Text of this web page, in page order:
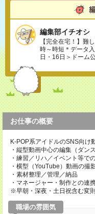
編集部イチオシ
【完全在宅！】難
時～時短＊データ
日・16日＞ドーム
お仕事の概要
K-POP系アイドルのSNS向け
・縦型動画中心の編集（ダン
・練習／リハ／イベント等で
・横型（YouTube）動画の撮
・素材整理／管理／納品
・マネージャー・制作との連
※早朝・深夜・土日祝含む変
職場の雰囲気